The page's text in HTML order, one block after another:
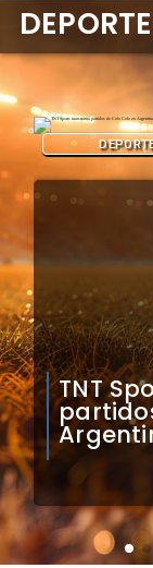
Colo